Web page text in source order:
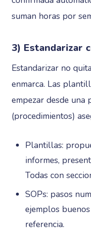
suman horas por
3) Estandarizar
Estandarizar no
enmarca. Las
empezar desde una
(procedimientos)
Plantillas:
informes,
Todas con
SOPs: pasos
ejemplos
referencia.